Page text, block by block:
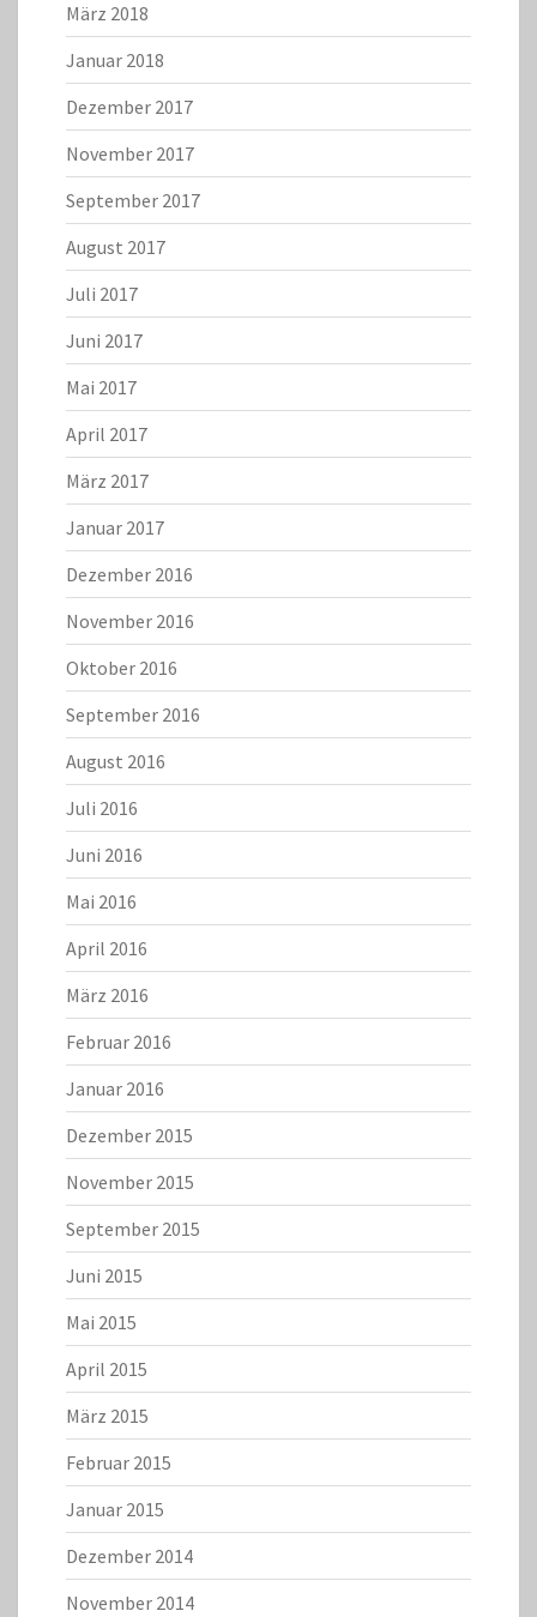
März 2018
Januar 2018
Dezember 2017
November 2017
September 2017
August 2017
Juli 2017
Juni 2017
Mai 2017
April 2017
März 2017
Januar 2017
Dezember 2016
November 2016
Oktober 2016
September 2016
August 2016
Juli 2016
Juni 2016
Mai 2016
April 2016
März 2016
Februar 2016
Januar 2016
Dezember 2015
November 2015
September 2015
Juni 2015
Mai 2015
April 2015
März 2015
Februar 2015
Januar 2015
Dezember 2014
November 2014